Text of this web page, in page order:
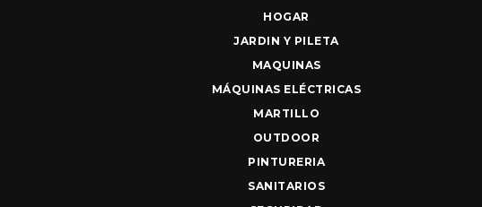
HOGAR
JARDIN Y PILETA
MAQUINAS
MÁQUINAS ELÉCTRICAS
MARTILLO
OUTDOOR
PINTURERIA
SANITARIOS